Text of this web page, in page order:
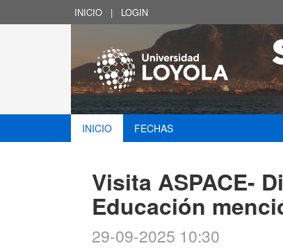
INICIO | LOGIN
INICIO FECHAS
Visita ASPACE-
Educación
29-09-2025 10:30